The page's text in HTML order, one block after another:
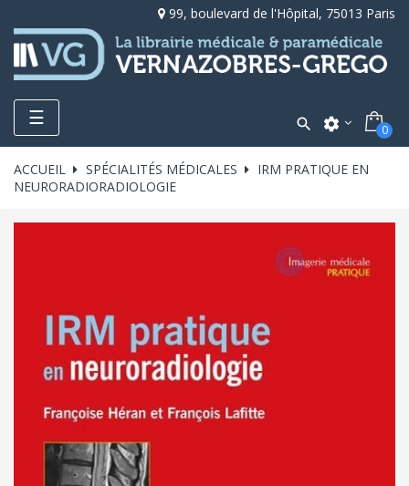
99, boulevard de l'Hôpital, 75013 Paris
Toggle
navigation
☰  settings 0
ACCUEIL SPÉCIALITÉS MÉDICALES
IRM PRATIQUE EN
NEURORADIORADIOLOGIE